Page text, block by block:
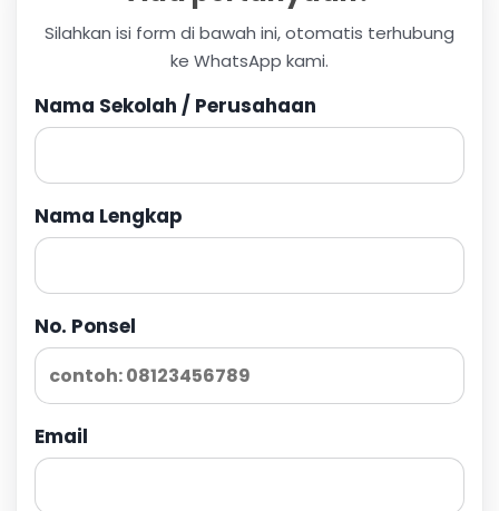
Silahkan isi form di bawah ini, otomatis terhubung
ke WhatsApp kami.
Nama Sekolah / Perusahaan
Nama Lengkap
No. Ponsel
Email